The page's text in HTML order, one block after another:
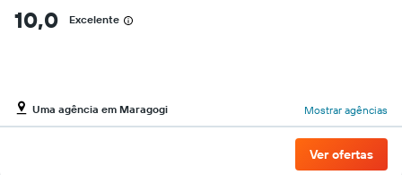
10,0 Excelente
Uma agência em Maragogi Mostrar agências
Ver ofertas